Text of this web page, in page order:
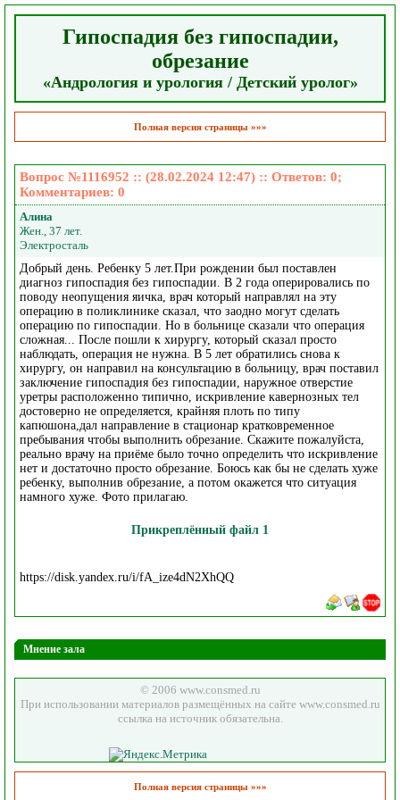
Гипоспадия без гипоспадии,
обрезание
«Андрология и урология / Детский уролог»
Полная версия страницы »»»
Вопрос №1116952 :: (28.02.2024 12:47) :: Ответов: 0;
Комментариев: 0
Алина
Жен., 37 лет.
Электросталь
Добрый день. Ребенку 5 лет.При рождении был поставлен
диагноз гипоспадия без гипоспадии. В 2 года оперировались по
поводу неопущения яичка, врач который направлял на эту
операцию в поликлинике сказал, что заодно могут сделать
операцию по гипоспадии. Но в больнице сказали что операция
сложная... После пошли к хирургу, который сказал просто
наблюдать, операция не нужна. В 5 лет обратились снова к
хирургу, он направил на консультацию в больницу, врач поставил
заключение гипоспадия без гипоспадии, наружное отверстие
уретры расположенно типично, искривление кавернозных тел
достоверно не определяется, крайняя плоть по типу
капюшона,дал направление в стационар кратковременное
пребывания чтобы выполнить обрезание. Скажите пожалуйста,
реально врачу на приёме было точно определить что искривление
нет и достаточно просто обрезание. Боюсь как бы не сделать хуже
ребенку, выполнив обрезание, а потом окажется что ситуация
намного хуже. Фото прилагаю.
Прикреплённый файл 1
https://disk.yandex.ru/i/fA_ize4dN2XhQQ
Мнение зала
© 2006 www.consmed.ru
При использовании материалов размещённых на сайте www.consmed.ru
ссылка на источник обязательна.
Полная версия страницы »»»